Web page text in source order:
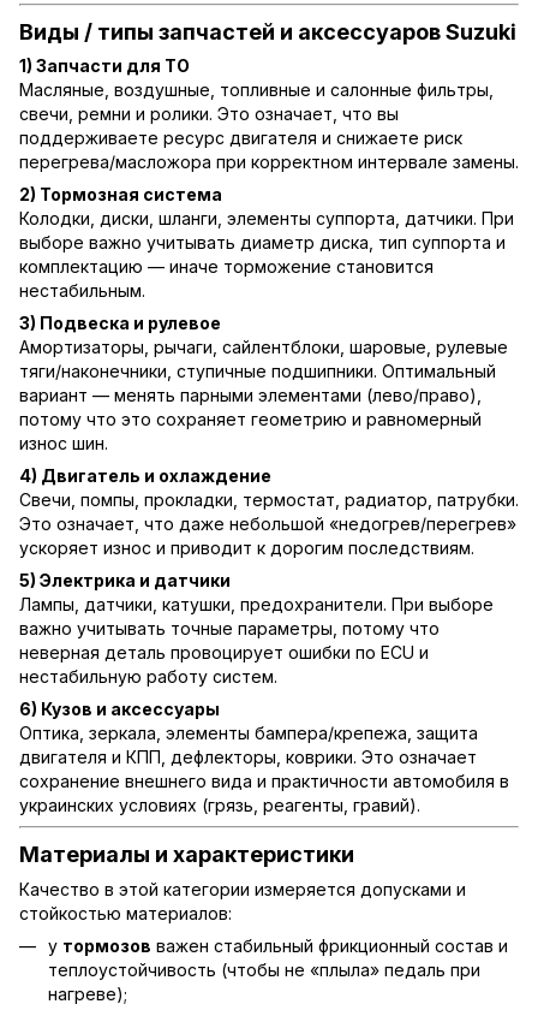
Виды / типы запчастей и аксессуаров Suzuki
1) Запчасти для ТО
Масляные, воздушные, топливные и салонные фильтры,
свечи, ремни и ролики. Это означает, что вы
поддерживаете ресурс двигателя и снижаете риск
перегрева/масложора при корректном интервале замены.
2) Тормозная система
Колодки, диски, шланги, элементы суппорта, датчики. При
выборе важно учитывать диаметр диска, тип суппорта и
комплектацию — иначе торможение становится
нестабильным.
3) Подвеска и рулевое
Амортизаторы, рычаги, сайлентблоки, шаровые, рулевые
тяги/наконечники, ступичные подшипники. Оптимальный
вариант — менять парными элементами (лево/право),
потому что это сохраняет геометрию и равномерный
износ шин.
4) Двигатель и охлаждение
Свечи, помпы, прокладки, термостат, радиатор, патрубки.
Это означает, что даже небольшой «недогрев/перегрев»
ускоряет износ и приводит к дорогим последствиям.
5) Электрика и датчики
Лампы, датчики, катушки, предохранители. При выборе
важно учитывать точные параметры, потому что
неверная деталь провоцирует ошибки по ECU и
нестабильную работу систем.
6) Кузов и аксессуары
Оптика, зеркала, элементы бампера/крепежа, защита
двигателя и КПП, дефлекторы, коврики. Это означает
сохранение внешнего вида и практичности автомобиля в
украинских условиях (грязь, реагенты, гравий).
Материалы и характеристики
Качество в этой категории измеряется допусками и
стойкостью материалов:
у тормозов важен стабильный фрикционный состав и
теплоустойчивость (чтобы не «плыла» педаль при
нагреве);